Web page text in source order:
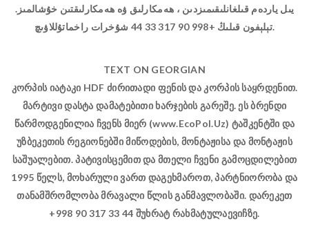
يىل ياردەم قىلغانلىقىمىزدىن ، ھەمكارلىق ۋە ھەمكارلىقتىن خۇشالمىز.
تېلېفون قىلىڭ +998 90 317 33 44 شۇخرات راخماتۇللاۋىچ.
TEXT ON GEORGIAN
კორპის იატაკი HDF ძირითადი ფენის და კორპის საყრდენით.
მარტივი დასტა დამატებითი ხარჯების გარეშე. ეს ბრენდი
წარმოდგენილია ჩვენს მიერ (www.EcoPol.Uz) ტაშკენტში და
უზბეკეთის რეგიონებში მიწოდების, მონტაჟისა და მონტაჟის
საშუალებით. პატივისცემით და მთელი ჩვენი გამოცდილებით
1995 წელს, მოხარული ვართ დაგეხმაროთ, პარტნიორობა და
თანამშრომლობა მრავალი წლის განმავლობაში. დარეკეთ
+998 90 317 33 44 შუხრატ რახმატულაევიჩზე.